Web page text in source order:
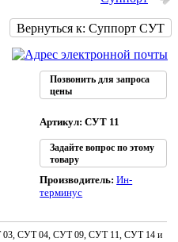
Вернуться к: Суппорт СУТ
Позвонить для запроса
цены
Артикул: СУТ 11
Задайте вопрос по этому
товару
Производитель:Ин-
терминус
03, СУТ 04, СУТ 09, СУТ 11, СУТ 14 и